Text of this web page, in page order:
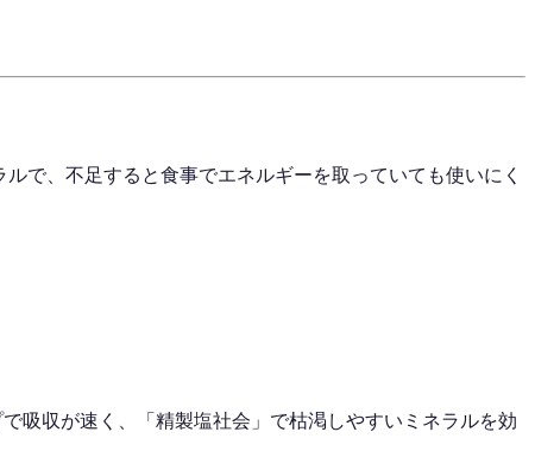
で、不足すると食事でエネルギーを取っていても使いにく
吸収が速く、「精製塩社会」で枯渇しやすいミネラルを効